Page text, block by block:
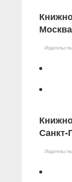
Москва
Санкт-